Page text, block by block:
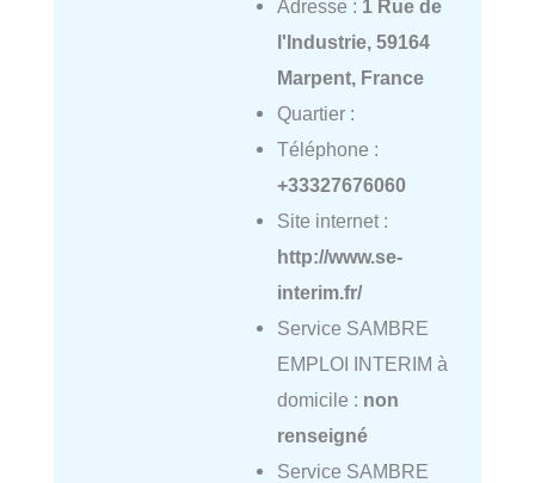
Adresse : 1 Rue de
l'Industrie, 59164
Marpent, France
Quartier :
Téléphone :
+33327676060
Site internet :
http://www.se-
interim.fr/
Service SAMBRE
EMPLOI INTERIM à
domicile : non
renseigné
Service SAMBRE